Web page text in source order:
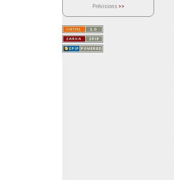
Prévisions >>
actuellement aucune prévision
Saint-Nom.
Veuillez consulter le message du
service ci-dessous.
(401 - Invalid API key. Please see
https://openweathermap.org/faq#error401